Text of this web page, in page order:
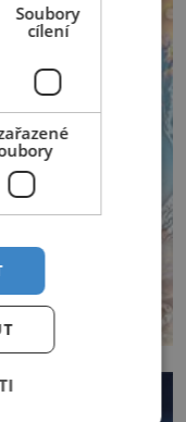
Soubory
cílení